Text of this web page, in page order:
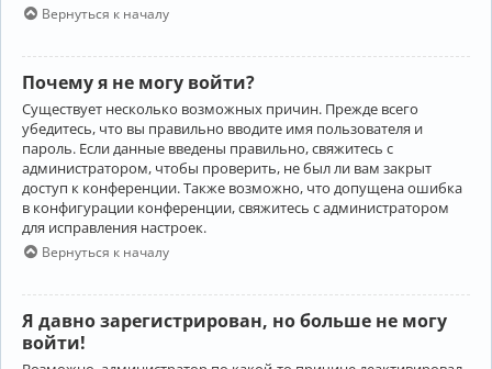
Вернуться к началу
Почему я не могу войти?
Существует несколько возможных причин. Прежде всего
убедитесь, что вы правильно вводите имя пользователя и
пароль. Если данные введены правильно, свяжитесь с
администратором, чтобы проверить, не был ли вам закрыт
доступ к конференции. Также возможно, что допущена ошибка
в конфигурации конференции, свяжитесь с администратором
для исправления настроек.
Вернуться к началу
Я давно зарегистрирован, но больше не могу
войти!